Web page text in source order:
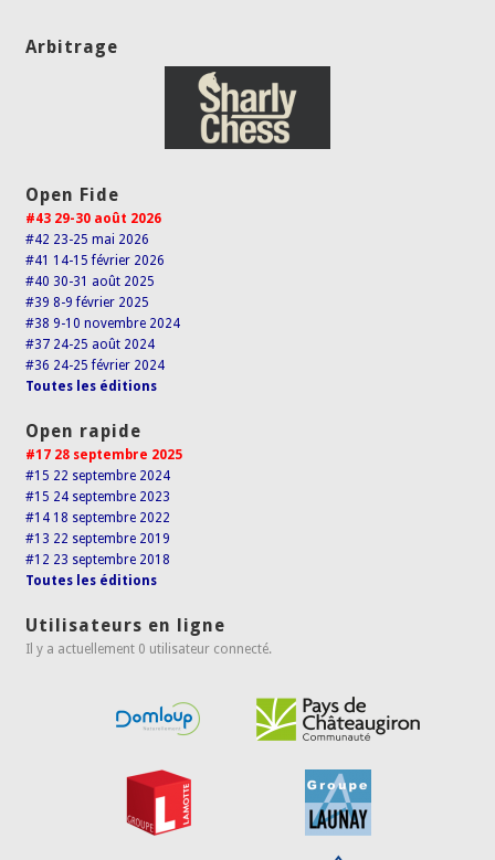
Arbitrage
Open Fide
#43 29-30 août 2026
#42 23-25 mai 2026
#41 14-15 février 2026
#40 30-31 août 2025
#39 8-9 février 2025
#38 9-10 novembre 2024
#37 24-25 août 2024
#36 24-25 février 2024
Toutes les éditions
Open rapide
#17 28 septembre 2025
#15 22 septembre 2024
#15 24 septembre 2023
#14 18 septembre 2022
#13 22 septembre 2019
#12 23 septembre 2018
Toutes les éditions
Utilisateurs en ligne
Il y a actuellement 0 utilisateur connecté.